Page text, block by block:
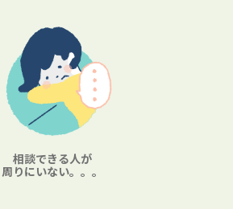
相談できる人が
周りにいない。。。